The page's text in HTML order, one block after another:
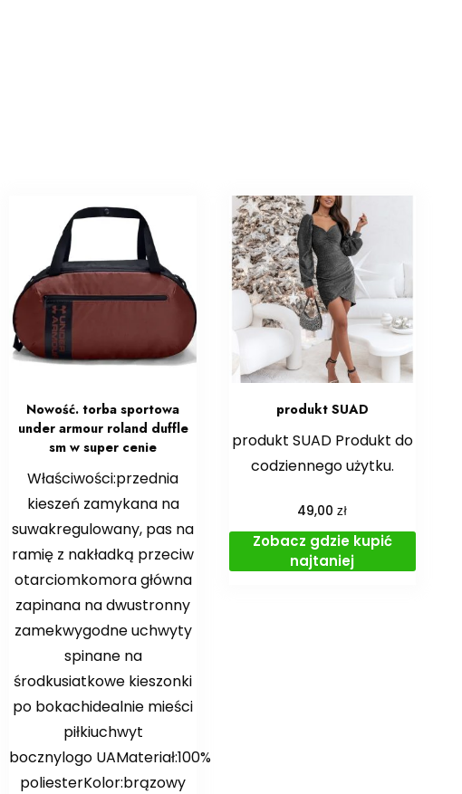
Nowość. torba sportowa
under armour roland duffle
sm w super cenie
Właściwości:przednia
kieszeń zamykana na
suwakregulowany, pas na
ramię z nakładką przeciw
otarciomkomora główna
zapinana na dwustronny
zamekwygodne uchwyty
spinane na
środkusiatkowe kieszonki
po bokachidealnie mieści
piłkiuchwyt
bocznylogo UAMateriał:100%
poliesterKolor:brązowy
produkt SUAD
produkt SUAD Produkt do
codziennego użytku.
49,00zł
Zobacz gdzie kupić
najtaniej